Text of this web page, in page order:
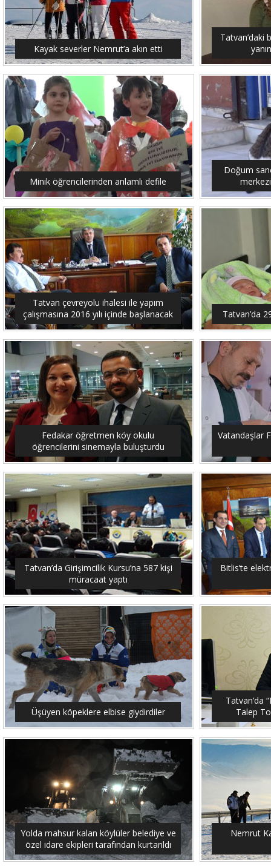
Kayak severler Nemrut’a akın etti
Tatvan’daki
Minik öğrencilerinden anlamlı defile
Doğum
Tatvan çevreyolu ihalesi ile yapım
çalışmasına 2016 yılı içinde başlanacak
Tatvan’da
Fedakar öğretmen köy okulu
öğrencilerini sinemayla buluşturdu
Vatandaşlar
Tatvan’da Girişimcilik Kursu’na 587 kişi
müracaat yaptı
Bitlis’te
Üşüyen köpeklere elbise giydirdiler
Tatvan’da
Talep
Yolda mahsur kalan köylüler belediye ve
özel idare ekipleri tarafından kurtarıldı
Nemrut